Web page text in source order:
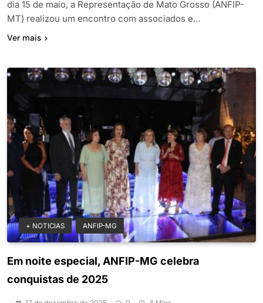
dia 15 de maio, a Representação de Mato Grosso (ANFIP-
MT) realizou um encontro com associados e…
Ver mais
+ NOTICIAS ANFIP-MG
Em noite especial, ANFIP-MG celebra
conquistas de 2025